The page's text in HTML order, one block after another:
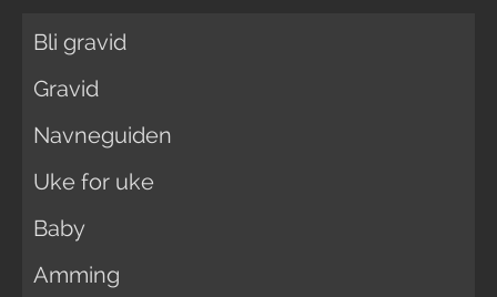
Bli gravid
Gravid
Navneguiden
Uke for uke
Baby
Amming